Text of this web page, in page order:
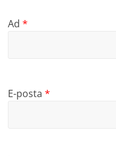
Ad*
E-posta*